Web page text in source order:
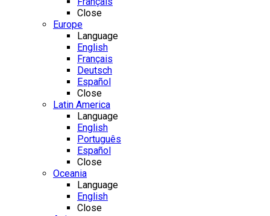
Close
Europe
Language
English
Français
Deutsch
Español
Close
Latin America
Language
English
Português
Español
Close
Oceania
Language
English
Close